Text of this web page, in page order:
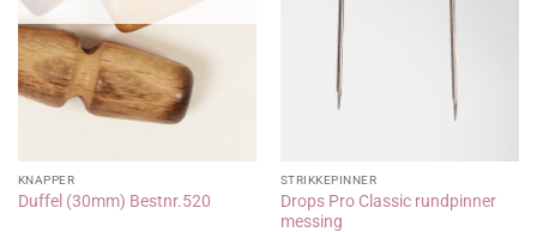
KNAPPER
Duffel (30mm) Bestnr.520
STRIKKEPINNER
Drops Pro Classic rundpinner
messing